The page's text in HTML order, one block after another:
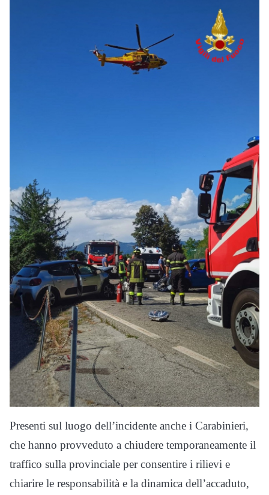
Presenti sul luogo dell’incidente anche i Carabinieri,
che hanno provveduto a chiudere temporaneamente il
traffico sulla provinciale per consentire i rilievi e
chiarire le responsabilità e la dinamica dell’accaduto,